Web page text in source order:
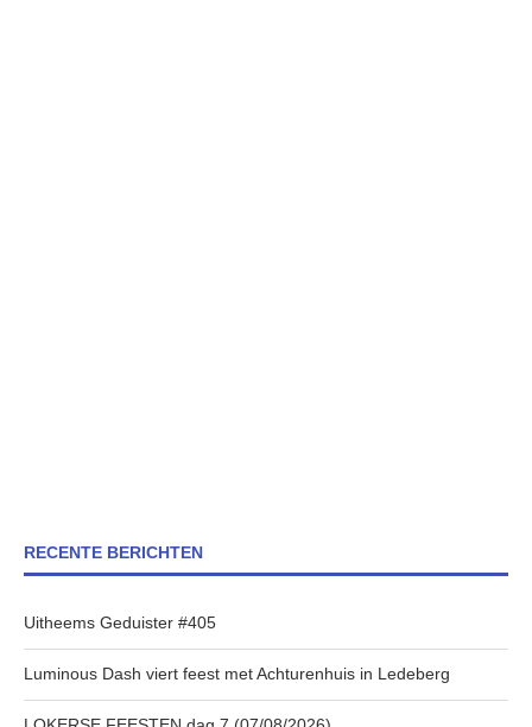
RECENTE BERICHTEN
Uitheems Geduister #405
Luminous Dash viert feest met Achturenhuis in Ledeberg